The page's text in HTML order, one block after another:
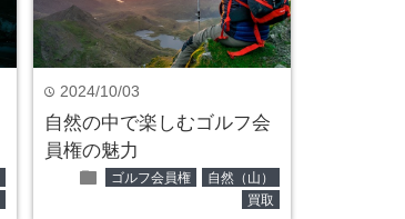
time 2024/10/03
自然の中で楽しむゴルフ会
員権の魅力
folder ゴルフ会員権
自然（山）
買取